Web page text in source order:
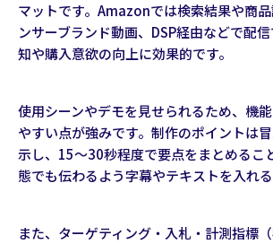
マットです。Amazonでは検索結果や商
ンサーブランド動画、DSP経由などで配
知や購入意欲の向上に効果的です。
使用シーンやデモを見せられるため、機
やすい点が強みです。制作のポイントは
示し、15〜30秒程度で要点をまとめるこ
態でも伝わるよう字幕やテキストを入れる
また、ターゲティング・入札・計測指標